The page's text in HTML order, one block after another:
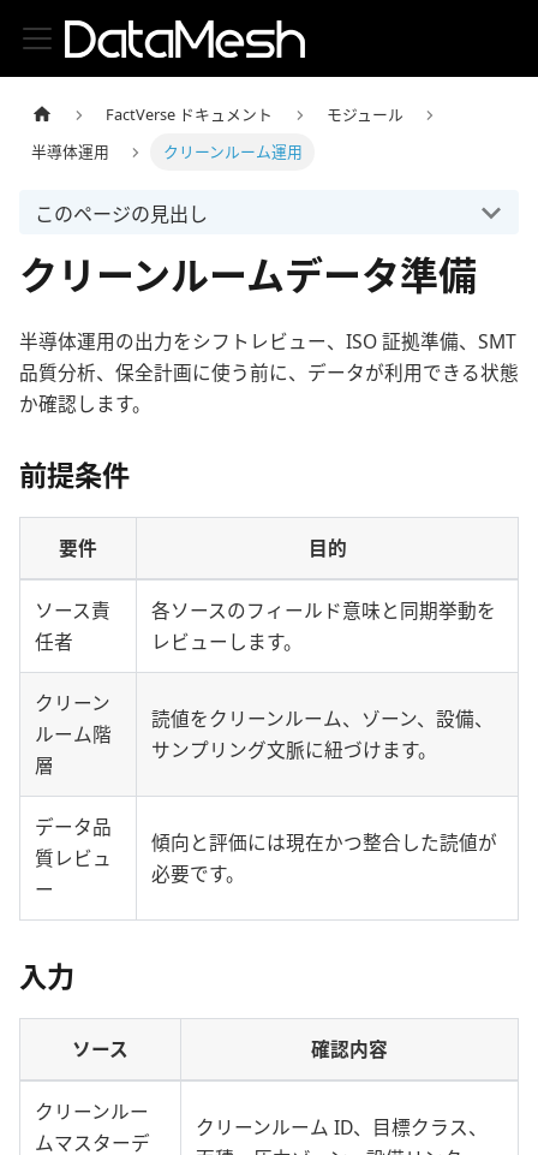
FactVerse ドキュメント
モジュール
半導体運用
クリーンルーム運用
このページの見出し
クリーンルームデータ準備
半導体運用の出力をシフトレビュー、ISO 証拠準備、SMT
品質分析、保全計画に使う前に、データが利用できる状態
か確認します。
前提条件
要件 目的
ソース責
任者
各ソースのフィールド意味と同期挙動を
レビューします。
クリーン
ルーム階
層
読値をクリーンルーム、ゾーン、設備、
サンプリング文脈に紐づけます。
データ品
質レビュ
ー
傾向と評価には現在かつ整合した読値が
必要です。
入力
ソース 確認内容
クリーンルー
ムマスターデ
クリーンルーム ID、目標クラス、